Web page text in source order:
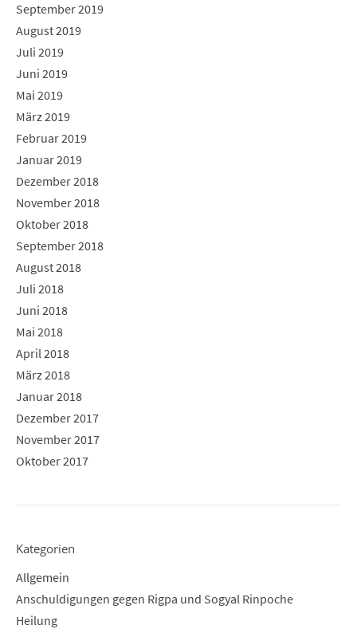
September 2019
August 2019
Juli 2019
Juni 2019
Mai 2019
März 2019
Februar 2019
Januar 2019
Dezember 2018
November 2018
Oktober 2018
September 2018
August 2018
Juli 2018
Juni 2018
Mai 2018
April 2018
März 2018
Januar 2018
Dezember 2017
November 2017
Oktober 2017
Kategorien
Allgemein
Anschuldigungen gegen Rigpa und Sogyal Rinpoche
Heilung